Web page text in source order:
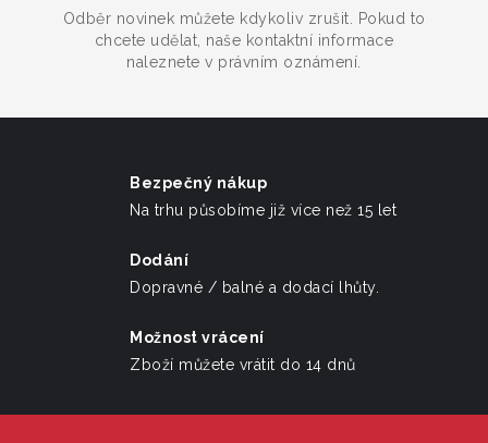
Odběr novinek můžete kdykoliv zrušit. Pokud to
chcete udělat, naše kontaktní informace
naleznete v právním oznámení.
Bezpečný nákup
Na trhu působíme již více než 15 let
Dodání
Dopravné / balné a dodací lhůty.
Možnost vrácení
Zboží můžete vrátit do 14 dnů